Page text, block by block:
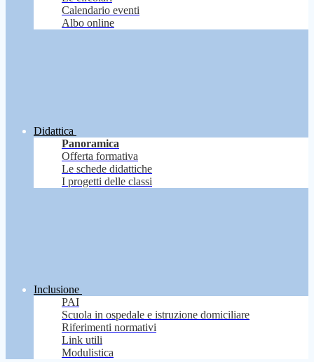
Calendario eventi
Albo online
Didattica
Panoramica
Offerta formativa
Le schede didattiche
I progetti delle classi
Inclusione
PAI
Scuola in ospedale e istruzione domiciliare
Riferimenti normativi
Link utili
Modulistica